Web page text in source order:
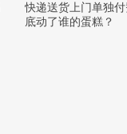
快递送货上门单独
底动了谁的蛋糕？